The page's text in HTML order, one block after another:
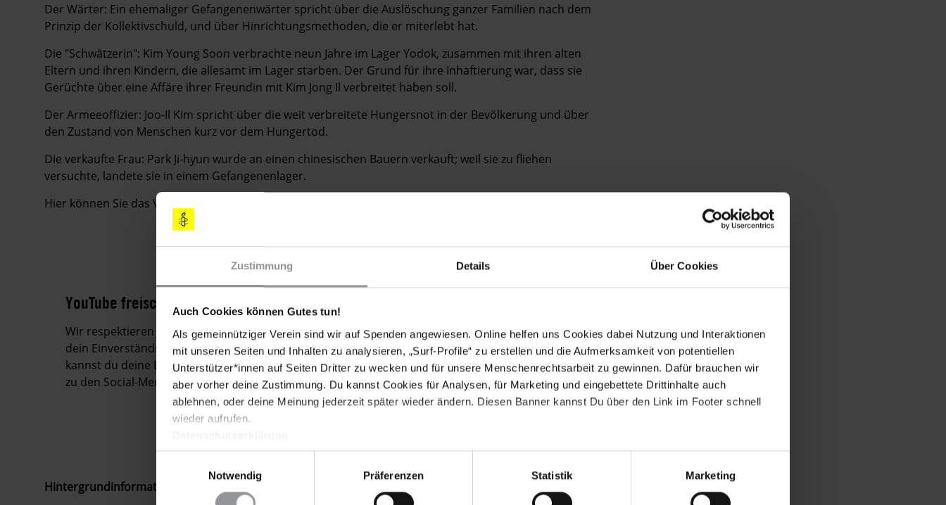
Zustimmung Details Über Cookies
Auch Cookies können Gutes tun!
Als gemeinnütziger Verein sind wir auf Spenden angewiesen. Online helfen uns Cookies dabei Nutzung und Interaktionen
mit unseren Seiten und Inhalten zu analysieren, „Surf-Profile“ zu erstellen und die Aufmerksamkeit von potentiellen
Unterstützer*innen auf Seiten Dritter zu wecken und für unsere Menschenrechtsarbeit zu gewinnen. Dafür brauchen wir
aber vorher deine Zustimmung. Du kannst Cookies für Analysen, für Marketing und eingebettete Drittinhalte auch
ablehnen, oder deine Meinung jederzeit später wieder ändern. Diesen Banner kannst Du über den Link im Footer schnell
wieder aufrufen.
Notwendig
Präferenzen Statistik Marketing
Der Wärter: Ein ehemaliger Gefangenenwärter spricht über die Auslöschung ganzer Familien nach dem
Prinzip der Kollektivschuld, und über Hinrichtungsmethoden, die er miterlebt hat.
Die "Schwätzerin": Kim Young Soon verbrachte neun Jahre im Lager Yodok, zusammen mit ihren alten
Eltern und ihren Kindern, die allesamt im Lager starben. Der Grund für ihre Inhaftierung war, dass sie
Gerüchte über eine Affäre ihrer Freundin mit Kim Jong Il verbreitet haben soll.
Der Armeeoffizier: Joo-Il Kim spricht über die weit verbreitete Hungersnot in der Bevölkerung und über
den Zustand von Menschen kurz vor dem Hungertod.
Die verkaufte Frau: Park Ji-hyun wurde an einen chinesischen Bauern verkauft; weil sie zu fliehen
versuchte, landete sie in einem Gefangenenlager.
Hier können Sie das Video ansehen:
YouTube freischalten
Wir respektieren deine Privatsphäre und stellen deshalb ohne
dein Einverständnis keine Verbindung zu YouTube her. Hier
kannst du deine Einstellungen verwalten, um eine Verbindung
zu den Social-Media-Kanälen herzustellen.
DATENSCHUTZEINSTELLUNGEN
VERWALTEN
Hintergrundinformationen